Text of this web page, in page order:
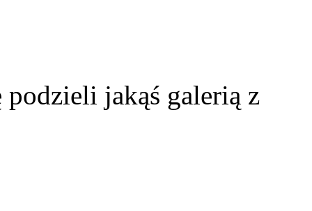
jakąś galerią z